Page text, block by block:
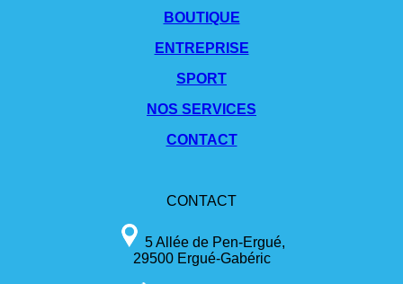
BOUTIQUE
ENTREPRISE
SPORT
NOS SERVICES
CONTACT
CONTACT
5 Allée de Pen-Ergué,
29500 Ergué-Gabéric